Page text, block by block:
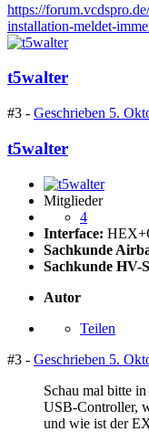
https://
installation-meldet-
t5walter
#3 - Geschrieben 5.
t5walter
Mitglieder
4
Interface:
Sachkunde
Sachkunde HV-
Autor
Teilen
#3 - Geschrieben 5.
Schau mal bitte
USB-Controller,
und wie ist der